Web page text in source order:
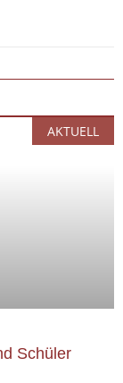
AKTUELL
Schüler